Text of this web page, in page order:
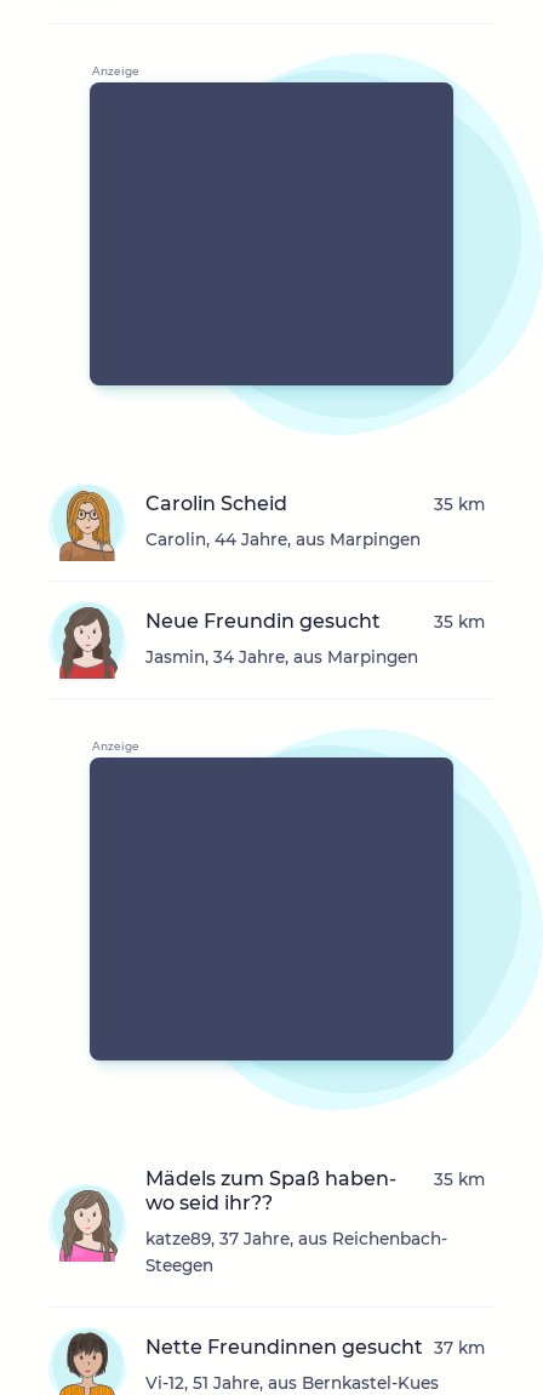
Carolin Scheid
Carolin, 44 Jahre, aus Marpingen
35 km
Neue Freundin gesucht
Jasmin, 34 Jahre, aus Marpingen
35 km
Mädels zum Spaß haben-
wo seid ihr??
katze89, 37 Jahre, aus Reichenbach-
Steegen
35 km
Nette Freundinnen gesucht
Vi-12, 51 Jahre, aus Bernkastel-Kues
37 km